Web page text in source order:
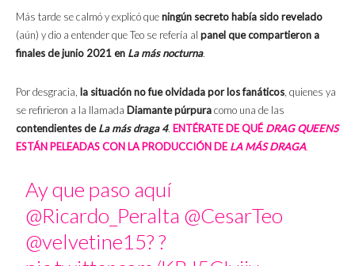
Más tarde se calmó y explicó queningún secreto había sido revelado
(aún) y dio a entender que Teo se refería al panel que compartieron a
finales de junio 2021 en La más nocturna.
Por desgracia, la situación no fue olvidada por los fanáticos, quienes ya
se refirieron a la llamada Diamante púrpuracomo una de las
contendientes deLa más draga 4. ENTÉRATE DE QUÉ DRAG QUEENS
ESTÁN PELEADAS CON LA PRODUCCIÓN DE LA MÁS DRAGA.
Ay que paso aquí
@Ricardo_Peralta @CesarTeo
@velvetine15? ?